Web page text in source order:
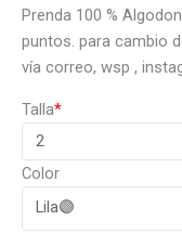
Prenda 100 %
puntos. para cambio
vía correo, wsp ,
*
Talla
Color